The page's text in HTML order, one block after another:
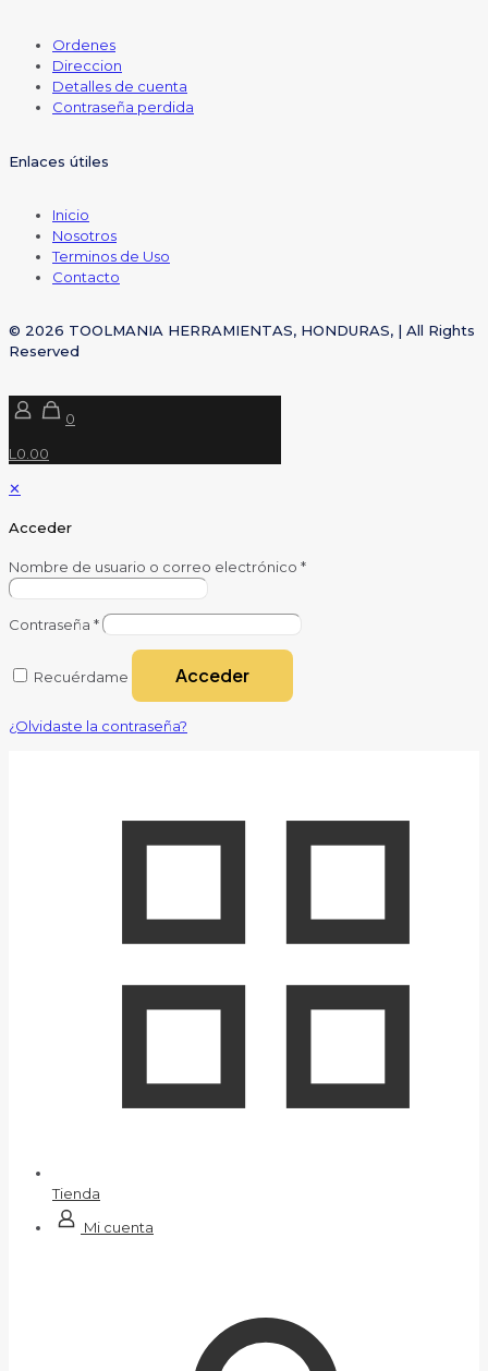
Ordenes
Direccion
Detalles de cuenta
Contraseña perdida
Enlaces útiles
Inicio
Nosotros
Terminos de Uso
Contacto
© 2026 TOOLMANIA HERRAMIENTAS, HONDURAS, | All Rights
Reserved
0
L0.00
✕
Acceder
Nombre de usuario o correo electrónico *
Contraseña *
Recuérdame Acceder
¿Olvidaste la contraseña?
Tienda
Mi cuenta